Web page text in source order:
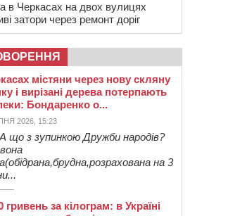
в Черкасах на двох вулицях
затори через ремонт доріг
містяни через нову скляну
і вирізані дерева потерпають
Бондаренко о...
2026, 15:23
А що з зупинкою Дружби народів?
на 3
гривень за кілограм: в Україні